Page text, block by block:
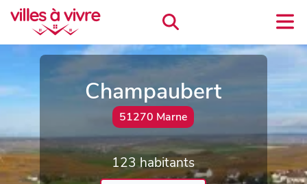
Champaubert
51270 Marne
123 habitants